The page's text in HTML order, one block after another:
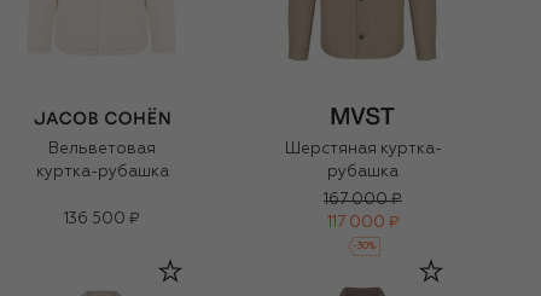
Вельветовая
куртка-рубашка
136 500 ₽
Шерстяная куртка-
рубашка
167 000 ₽
117 000 ₽
-30%